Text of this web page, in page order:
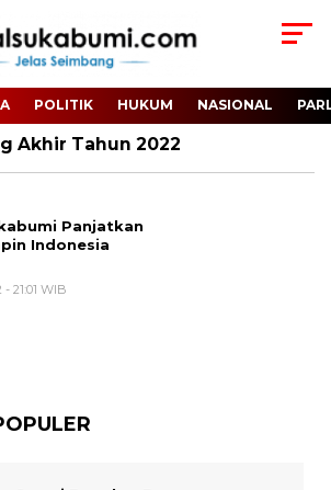
POLITIK HUKUM NASIONAL
Akhir Tahun 2022
Panjatkan
Indonesia
21:01 WIB